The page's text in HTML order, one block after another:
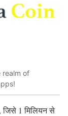
realm of
जिसे 1 मिलियन से